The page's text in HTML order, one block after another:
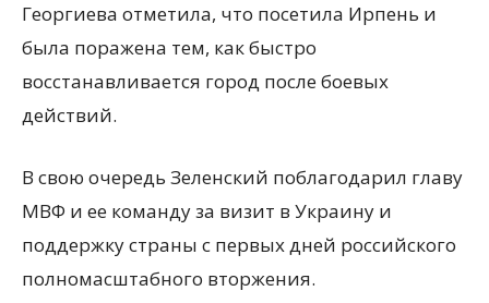
Георгиева отметила, что посетила Ирпень и
была поражена тем, как быстро
восстанавливается город после боевых
действий.
В свою очередь Зеленский поблагодарил главу
МВФ и ее команду за визит в Украину и
поддержку страны с первых дней российского
полномасштабного вторжения.